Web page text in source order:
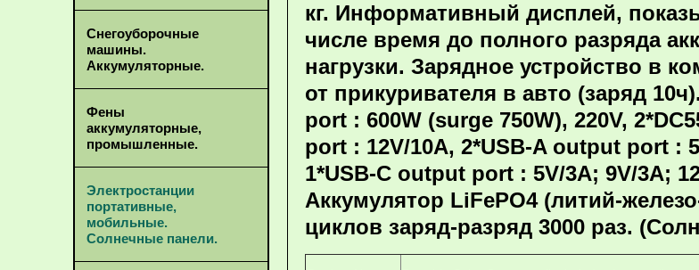
кг. Информативный дисплей,
числе время до полного разряда
нагрузки. Зарядное устройство в
от прикуривателя в авто (заряд
port : 600W (surge 750W), 220V,
port : 12V/10A, 2*USB-A output port :
1*USB-C output port : 5V/3A; 9V/3A;
Аккумулятор LiFePO4 (литий-
циклов заряд-разряд 3000 раз.
Снегоуборочные
машины.
Аккумуляторные.
Фены
аккумуляторные,
промышленные.
Электростанции
портативные,
мобильные.
Солнечные панели.